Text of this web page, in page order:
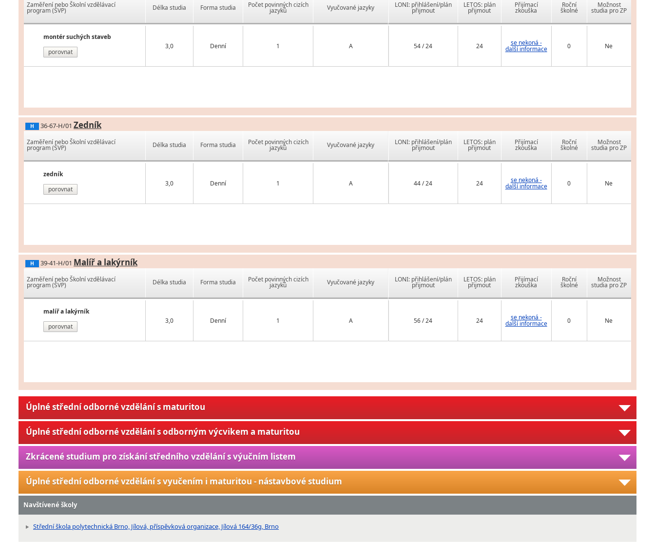
Zaměření nebo Školní vzdělávací
program (ŠVP)
montér suchých staveb
porovnat
Délka studia Forma studia Počet povinných cizích
jazyků Vyučované jazyky
3,0 Denní 1 A
LONI: přihlášení/plán
přijmout
LETOS: plán
přijmout
Přijímací
zkouška
Roční
školné
Možnost
studia pro ZP
54 / 24 24 se nekoná -
další informace 0 Ne
H 36-67-H/01 Zedník
Zaměření nebo Školní vzdělávací
program (ŠVP)
zedník
porovnat
Délka studia Forma studia Počet povinných cizích
jazyků Vyučované jazyky
3,0 Denní 1 A
LONI: přihlášení/plán
přijmout
LETOS: plán
přijmout
Přijímací
zkouška
Roční
školné
Možnost
studia pro ZP
44 / 24 24 se nekoná -
další informace 0 Ne
H 39-41-H/01 Malíř a lakýrník
Zaměření nebo Školní vzdělávací
program (ŠVP)
malíř a lakýrník
porovnat
Délka studia Forma studia Počet povinných cizích
jazyků Vyučované jazyky
3,0 Denní 1 A
LONI: přihlášení/plán
přijmout
LETOS: plán
přijmout
Přijímací
zkouška
Roční
školné
Možnost
studia pro ZP
56 / 24 24 se nekoná -
další informace 0 Ne
Úplné střední odborné vzdělání s maturitou
Úplné střední odborné vzdělání s odborným výcvikem a maturitou
Zkrácené studium pro získání středního vzdělání s výučním listem
Úplné střední odborné vzdělání s vyučením i maturitou - nástavbové studium
Navštívené školy
Střední škola polytechnická Brno, Jílová, příspěvková organizace, Jílová 164/36g, Brno